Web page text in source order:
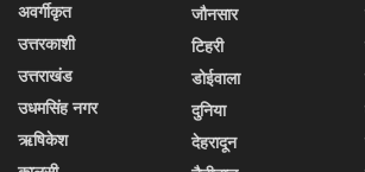
अवर्गीकृत
उत्तरकाशी
उत्तराखंड
उधमसिंह नगर
ऋषिकेश
जौनसार
टिहरी
डोईवाला
दुनिया
देहरादून